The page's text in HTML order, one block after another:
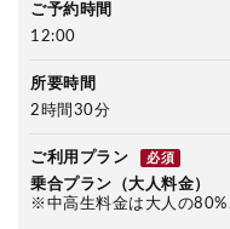
ご予約時間
12:00
所要時間
2時間30分
ご利用プラン 必須
乗合プラン（大人料金）
※中高生料金は大人の